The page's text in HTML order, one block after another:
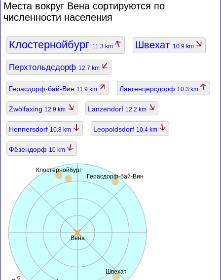
Места вокруг Вена сортируются по
численности населения
Клостернойбург 11.3 km Швехат 10.9 km
Перхтольдсдорф 12.7 km
Герасдорф-бай-Вин 11.9 km Лангенцерсдорф 10.3 km
Zwölfaxing 12.9 km Lanzendorf 12.2 km
Hennersdorf 10.8 km Leopoldsdorf 10.4 km
Фёзендорф 10 km
Вена
Клостернойбург
Швехат
Герасдорф-бай-Вин